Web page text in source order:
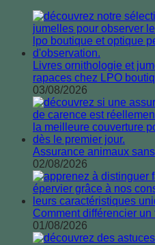
Livres ornithologie et
rapaces chez LPO
03/08/2026
Assurance animaux
02/08/2026
Comment différencier un
01/08/2026